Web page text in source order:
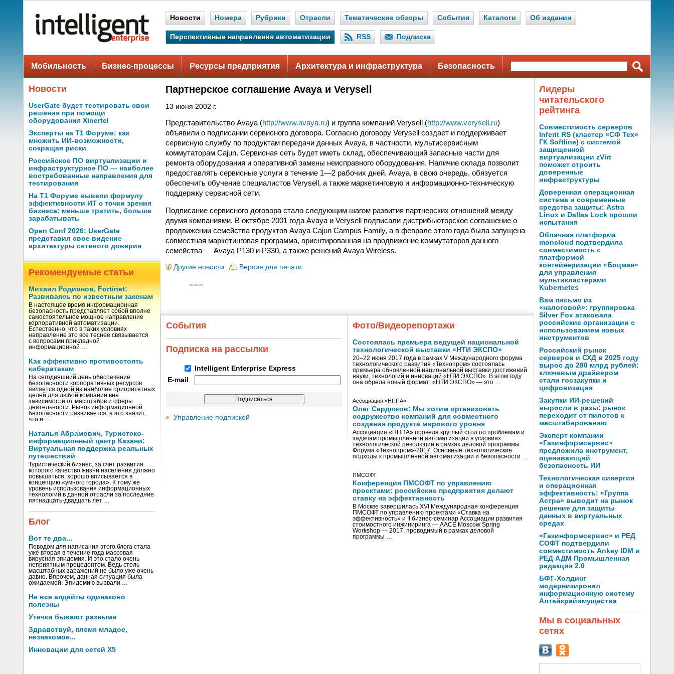
Новости Номера Рубрики Отрасли Тематические обзоры События Каталоги Об издании
Перспективные направления автоматизации RSS Подписка
Мобильность Бизнес-процессы Ресурсы предприятия Архитектура и инфраструктура Безопасность
Новости
UserGate будет тестировать свои
решения при помощи
оборудования Xinertel
Эксперты на Т1 Форуме: как
множить ИИ-возможности,
сокращая риски
Российское ПО виртуализации и
инфраструктурное ПО — наиболее
востребованные направления для
тестирования
На Т1 Форуме вывели формулу
эффективности ИТ с точки зрения
бизнеса: меньше тратить, больше
зарабатывать
Open Conf 2026: UserGate
представил свое видение
архитектуры сетевого доверия
Рекомендуемые статьи
Михаил Родионов, Fortinet:
Развиваясь по известным законам
В настоящее время информационная
безопасность представляет собой вполне
самостоятельное мощное направление
корпоративной автоматизации.
Естественно, что в таких условиях
направление это все теснее связывается
с вопросами прикладной
информационной …
Как эффективно противостоять
кибератакам
На сегодняшний день обеспечение
безопасности корпоративных ресурсов
является одной из наиболее приоритетных
целей для любой компании вне
зависимости от масштабов и сферы
деятельности. Рынок информационной
безопасности развивается, а это значит,
что и …
Наталья Абрамович, Туристско-
информационный центр Казани:
Виртуальная поддержка реальных
путешествий
Туристический бизнес, за счет развития
которого качество жизни населения должно
повышаться, хорошо вписывается в
концепцию «умного города». К тому же
уровень использования информационных
технологий в данной отрасли за последние
пятнадцать-двадцать лет …
Блог
Вот те два...
Поводом для написания этого блога стала
уже вторая в течение года массовая
вирусная эпидемия. И это стало очень
неприятным прецедентом. Ведь столь
масштабных заражений не было уже очень
давно. Впрочем, данная ситуация была
ожидаемой. Эпидемию вызвали …
Не все апдейты одинаково
полезны
Утечки бывают разными
Здравствуй, племя младое,
незнакомое...
Инновации для сетей X5
Партнерское соглашение Avaya и Verysell
13 июня 2002 г.
Представительство Avaya (http://www.avaya.ru) и группа компаний Verysell (http://www.verysell.ru)
объявили о подписании сервисного договора. Согласно договору Verysell создает и поддерживает
сервисную службу по продуктам передачи данных Avaya, в частности, мультисервисным
коммутаторам Cajun. Сервисная сеть будет иметь склад, обеспечивающий запасные части для
ремонта оборудования и оперативной замены неисправного оборудования. Наличие склада позволит
предоставлять сервисные услуги в течение 1—2 рабочих дней. Avaya, в свою очередь, обязуется
обеспечить обучение специалистов Verysell, а также маркетинговую и информационно-техническую
поддержку сервисной сети.
Подписание сервисного договора стало следующим шагом развития партнерских отношений между
двумя компаниями. В октябре 2001 года Avaya и Verysell подписали дистрибьюторское соглашение о
продвижении семейства продуктов Avaya Cajun Campus Family, а в феврале этого года была запущена
совместная маркетинговая программа, ориентированная на продвижение коммутаторов данного
семейства — Avaya P130 и Р330, а также решений Avaya Wireless.
Другие новости Версия для печати
События
Подписка на рассылки
Intelligent Enterprise Express
E-mail
Управление подпиской
Фото/Видеорепортажи
Состоялась премьера ведущей национальной
технологической выставки «НТИ ЭКСПО»
20–22 июня 2017 года в рамках V Международного форума
технологического развития «Технопром» состоялась
премьера обновленной национальной выставки достижений
науки, технологий и инноваций «НТИ ЭКСПО». В этом году
она обрела новый формат: «НТИ ЭКСПО» — это …
Ассоциация «НППА»
Олег Сердюков: Мы хотим организовать
содружество компаний для совместного
создания продукта мирового уровня
Ассоциация «НППА» провела круглый стол по проблемам и
задачам промышленной автоматизации в условиях
технологической революции в рамках деловой программы
Форума «Технопром»-2017. Основные технологические
подходы к промышленной автоматизации и безопасности …
ПМСОФТ
Конференция ПМСОФТ по управлению
проектами: российские предприятия делают
ставку на эффективность
В Москве завершилась XVI Международная конференция
ПМСОФТ по управлению проектами «Ставка на
эффективность» и II бизнес-семинар Ассоциации развития
стоимостного инжиниринга — AACE Moscow Spring
Workshop — 2017, проводимый в рамках деловой
программы …
Лидеры
читательского
рейтинга
Совместимость серверов
Inferit RS (кластер «СФ Тех»
ГК Softline) с системой
защищенной
виртуализации zVirt
поможет строить
доверенные
инфраструктуры
Доверенная операционная
система и современные
средства защиты: Astra
Linux и Dallas Lock прошли
испытания
Облачная платформа
moncloud подтвердила
совместимость с
платформой
контейнеризации «Боцман»
для управления
мультикластерами
Kubernetes
Вам письмо из
«налоговой»: группировка
Silver Fox атаковала
российские организации с
использованием новых
инструментов
Российский рынок
серверов и СХД в 2025 году
вырос до 280 млрд рублей:
ключевым драйвером
стали госзакупки и
цифровизация
Закупки ИИ-решений
выросли в разы: рынок
переходит от пилотов к
масштабированию
Эксперт компании
«Газинформсервис»
предложила инструмент,
оценивающий
безопасность ИИ
Технологическая синергия
и операционная
эффективность: «Группа
Астра» выводит на рынок
решение для защиты
данных в виртуальных
средах
«Газинформсервис» и РЕД
СОФТ подтвердили
совместимость Ankey IDM и
РЕД АДМ Промышленная
редакция 2.0
БФТ-Холдинг
модернизировал
информационную систему
Алтайкрайимущества
Мы в социальных
сетях